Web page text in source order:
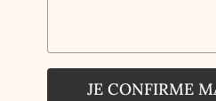
JE CONFIRME